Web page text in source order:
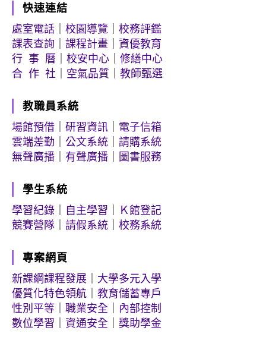
快速連結
處室電話
校園導覽
校務評鑑
課表查詢
課程計畫
資優教育
行 事 曆
校安中心
修繕中心
合 作 社
空氣品質 教師甄選
教職員系統
場館預借
研習資訊
電子信箱
雲端差勤
公文系統
請購系統
無聲廣播
有聲廣播 圖書服務
學生系統
學習紀錄
自主學習
Ｋ館登記
競賽營隊
請假系統 校務系統
專案網頁
新課綱課程發展
大學多元入學
優質化特色領航
教育儲蓄專戶
性別平等
職業安全
內部控制
數位學習
資通安全 獎助學金